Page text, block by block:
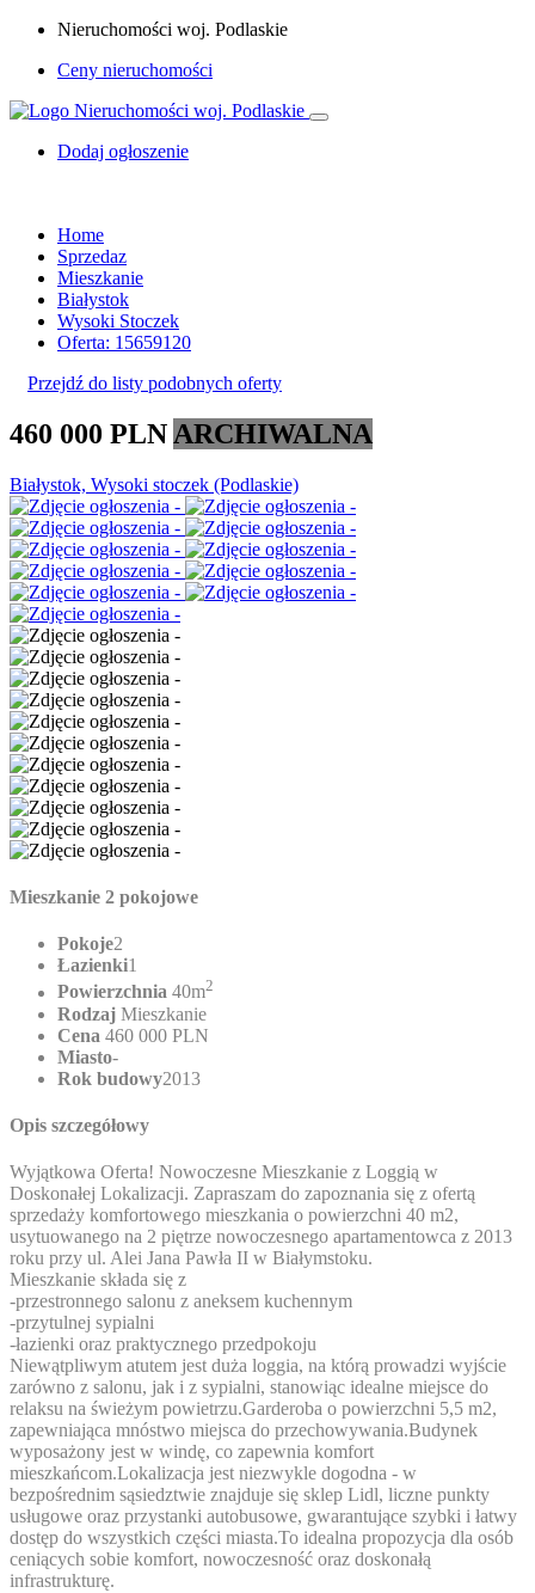
Nieruchomości woj. Podlaskie
Ceny nieruchomości
Dodaj ogłoszenie
Home
Sprzedaz
Mieszkanie
Białystok
Wysoki Stoczek
Oferta: 15659120
Przejdź do listy podobnych oferty
460 000 PLN ARCHIWALNA
Białystok, Wysoki stoczek (Podlaskie)
Mieszkanie 2 pokojowe
Pokoje2
Łazienki1
Powierzchnia 40m2
Rodzaj Mieszkanie
Cena 460 000 PLN
Miasto-
Rok budowy2013
Opis szczegółowy
Wyjątkowa Oferta! Nowoczesne Mieszkanie z Loggią w
Doskonałej Lokalizacji. Zapraszam do zapoznania się z ofertą
sprzedaży komfortowego mieszkania o powierzchni 40 m2,
usytuowanego na 2 piętrze nowoczesnego apartamentowca z 2013
roku przy ul. Alei Jana Pawła II w Białymstoku.
Mieszkanie składa się z
-przestronnego salonu z aneksem kuchennym
-przytulnej sypialni
-łazienki oraz praktycznego przedpokoju
Niewątpliwym atutem jest duża loggia, na którą prowadzi wyjście
zarówno z salonu, jak i z sypialni, stanowiąc idealne miejsce do
relaksu na świeżym powietrzu.Garderoba o powierzchni 5,5 m2,
zapewniająca mnóstwo miejsca do przechowywania.Budynek
wyposażony jest w windę, co zapewnia komfort
mieszkańcom.Lokalizacja jest niezwykle dogodna - w
bezpośrednim sąsiedztwie znajduje się sklep Lidl, liczne punkty
usługowe oraz przystanki autobusowe, gwarantujące szybki i łatwy
dostęp do wszystkich części miasta.To idealna propozycja dla osób
ceniących sobie komfort, nowoczesność oraz doskonałą
infrastrukturę.